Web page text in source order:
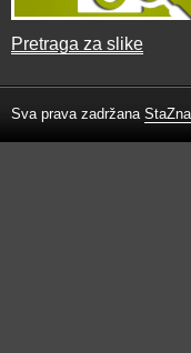
Pretraga za slike
Sva prava zadržana